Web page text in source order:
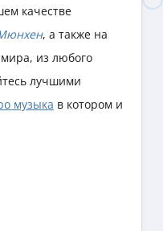
качестве
, а также на
из любого
лучшими
музыка в котором и